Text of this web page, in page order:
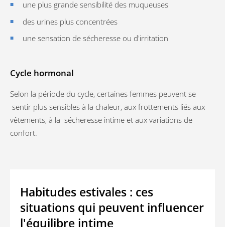
une plus grande sensibilité des muqueuses
des urines plus concentrées
une sensation de sécheresse ou d'irritation
Cycle hormonal
Selon la période du cycle, certaines femmes peuvent se
sentir plus sensibles à la chaleur, aux frottements liés aux
vêtements, à la sécheresse intime et aux variations de
confort.
Habitudes estivales : ces
situations qui peuvent influencer
l'équilibre intime